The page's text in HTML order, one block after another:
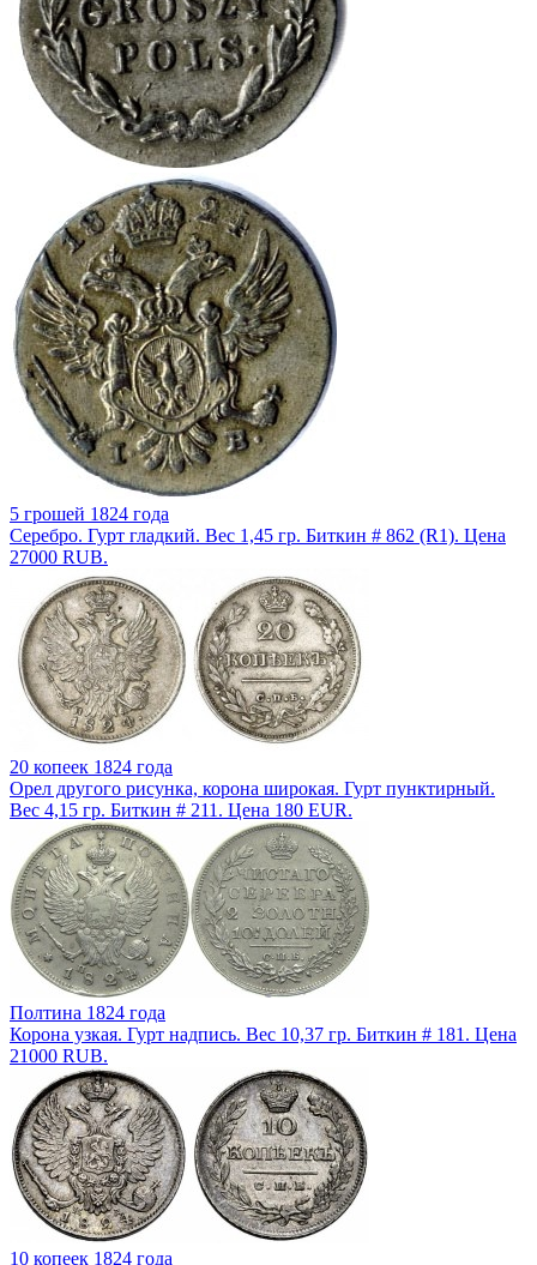
5 грошей 1824 года
Серебро. Гурт гладкий. Вес 1,45 гр. Биткин # 862 (R1). Цена
27000 RUB.
20 копеек 1824 года
Орел другого рисунка, корона широкая. Гурт пунктирный.
Вес 4,15 гр. Биткин # 211. Цена 180 EUR.
Полтина 1824 года
Корона узкая. Гурт надпись. Вес 10,37 гр. Биткин # 181. Цена
21000 RUB.
10 копеек 1824 года